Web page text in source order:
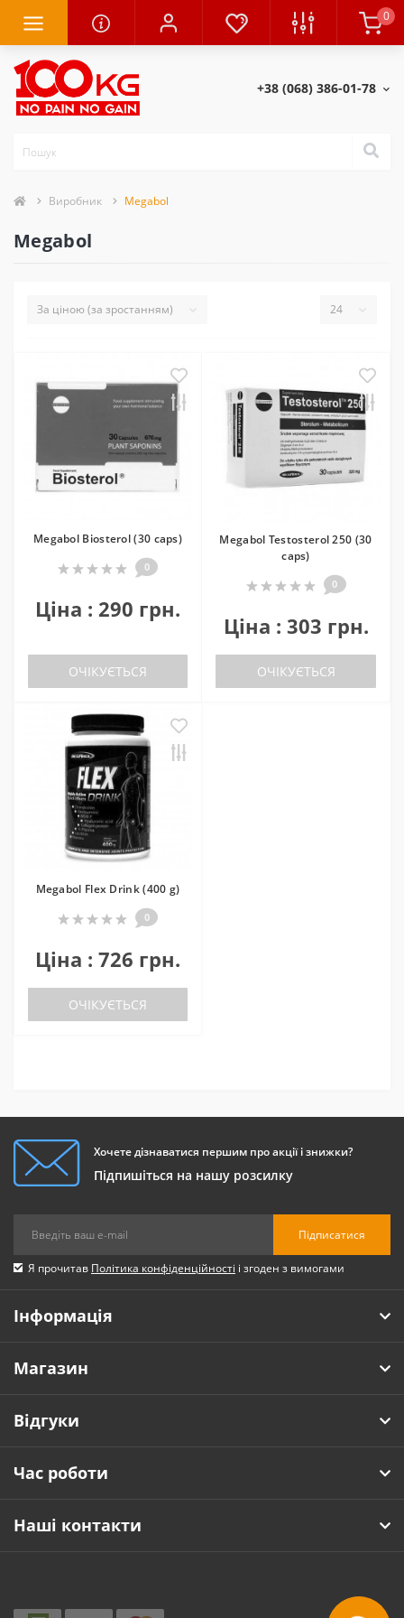
0
+38 (068) 386-01-78
Виробник Megabol
Megabol
Megabol Biosterol (30 caps)
0
Ціна : 290 грн.
ОЧІКУЄТЬСЯ
Megabol Testosterol 250 (30
caps)
0
Ціна : 303 грн.
ОЧІКУЄТЬСЯ
Megabol Flex Drink (400 g)
0
Ціна : 726 грн.
ОЧІКУЄТЬСЯ
Хочете дізнаватися першим про акції і знижки?
Підпишіться на нашу розсилку
Підписатися
Я прочитав Політика конфіденційності і згоден з вимогами
Інформація
Магазин
Відгуки
Час роботи
Наші контакти